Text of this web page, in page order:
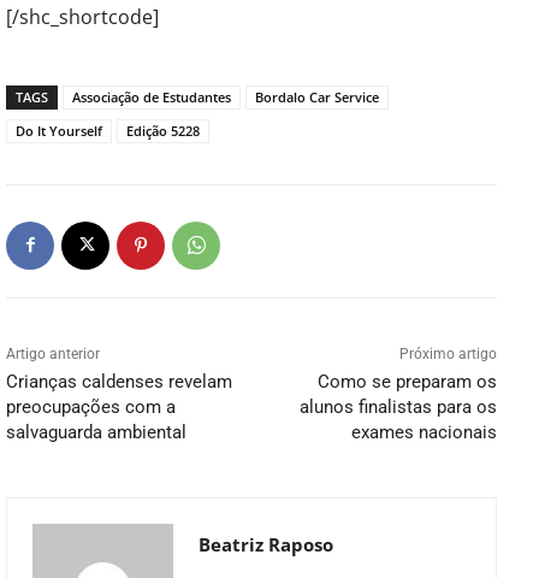
[/shc_shortcode]
TAGS Associação de Estudantes
Bordalo Car Service
Do It Yourself
Edição 5228
Artigo anterior
Crianças caldenses revelam
preocupações com a
salvaguarda ambiental
Próximo artigo
Como se preparam os
alunos finalistas para os
exames nacionais
Beatriz Raposo